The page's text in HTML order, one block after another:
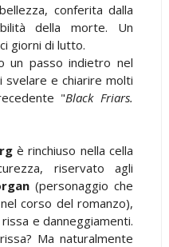
conferita dalla
della morte. Un
giorni di lutto.
un passo indietro nel
svelare e chiarire molti
"Black Friars.
è rinchiuso nella cella
riservato agli
(personaggio che
corso del romanzo),
e danneggiamenti.
Ma naturalmente